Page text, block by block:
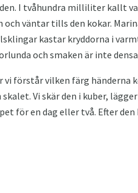
I tvåhundra milliliter kallt
väntar tills den kokar.
kastar kryddorna i
och smaken är inte
vi förstår vilken färg händerna
Vi skär den i kuber,
för en dag eller två. Efter